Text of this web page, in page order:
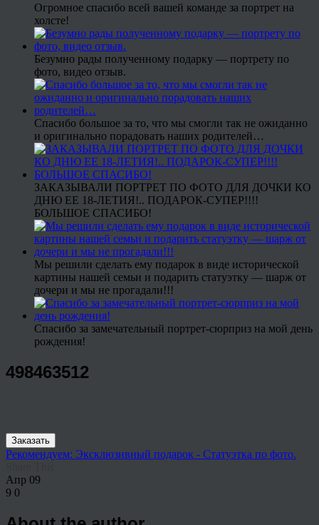
Огромное спасибо всей вашей команде за портрет на
холсте!
Безумно рады полученному подарку — портрету по
фото, видео отзыв.
Спасибо большое за то, что мы смогли так не ожиданно
и оригинально порадовать наших родителей…
ЗАКАЗЫВАЛИ ПОРТРЕТ ПО ФОТО ДЛЯ ДОЧКИ КО
ДНЮ ЕЕ 18-ЛЕТИЯ!.. ПОДАРОК-СУПЕР!!!!
БОЛЬШОЕ СПАСИБО!
Мы решили сделать ему подарок в виде исторической
картины нашей семьи и подарить статуэтку — шарж от
дочери и мы не прогадали!!!
Спасибо за замечательный портрет-сюрприз на мой день
рождения!
498463512
Заказать
Рекомендуем: Эксклюзивный подарок - Статуэтка по фото.
Апр 09
9 0